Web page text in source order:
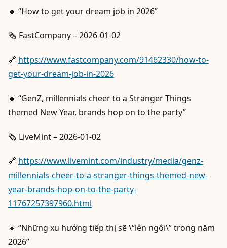
🔸 “How to get your dream job in 2026”
🗞️ FastCompany – 2026-01-02
🔗 https://www.fastcompany.com/91462330/how-to-
get-your-dream-job-in-2026
🔸 “GenZ, millennials cheer to a Stranger Things
themed New Year, brands hop on to the party”
🗞️ LiveMint – 2026-01-02
🔗 https://www.livemint.com/industry/media/genz-
millennials-cheer-to-a-stranger-things-themed-new-
year-brands-hop-on-to-the-party-
11767257397960.html
🔸 “Những xu hướng tiếp thị sẽ \“lên ngôi\” trong năm
2026”